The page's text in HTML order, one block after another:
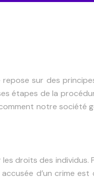
sur des
étapes de la
notre société
droits des individus.
d’un crime est